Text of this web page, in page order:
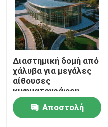
Ποιοτικός έλεγχος
Μας ελάτε σε επαφή με
Ειδήσεις
Περιπτώσεις
Διαστημική δομή από
χάλυβα για μεγάλες
αίθουσες
κινηματογράφου
Καινοτόμο σχεδιασμό
και δομική
ακεραιότητα
Αποστολή